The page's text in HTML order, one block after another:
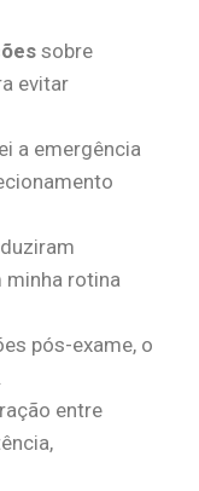
sobre
evitar
a emergência
rotina
pós-exame, o
entre